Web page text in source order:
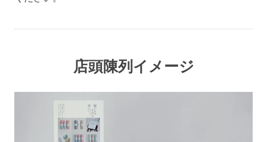
店頭陳列イメージ